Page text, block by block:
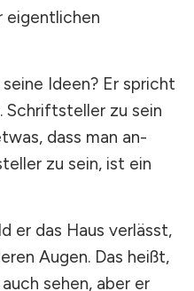
eigentlichen
Ideen? Er spricht
Schriftsteller zu sein
dass man an-
zu sein, ist ein
er das Haus verlässt,
Augen. Das heißt,
sehen, aber er